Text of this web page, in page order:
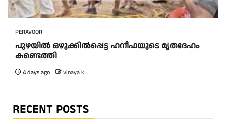
PERAVOOR
പുഴയിൽ ഒഴുക്കിൽപ്പെട്ട ഹനീഫയുടെ മൃതദേഹം
കണ്ടെത്തി
4 days ago vinaya k
RECENT POSTS